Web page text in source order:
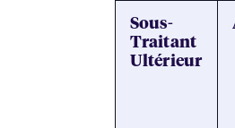
Sous-
Traitant
Ultérieur